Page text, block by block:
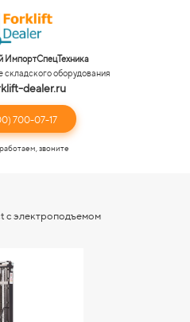
ИмпортСпецТехника
складского оборудования
dealer.ru
700-07-17
звоните
с электроподъемом